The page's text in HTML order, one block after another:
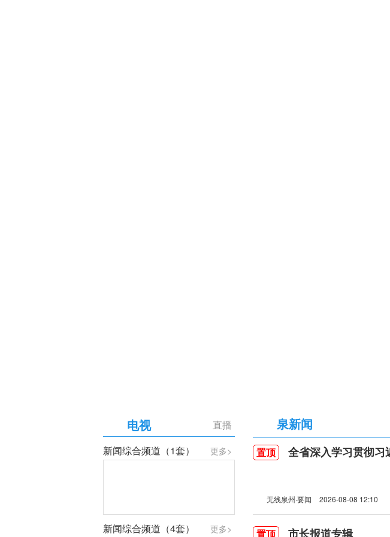
直播
电视
更多>
新闻综合频道（1套）
更多>
新闻综合频道（4套）
泉新闻
置顶 全省深入学习贯彻习近平
无线泉州·要闻 2026-08-08 12:10
置顶 市长报道专辑